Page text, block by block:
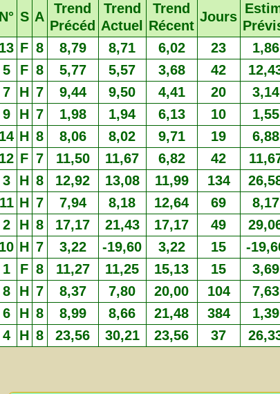
N° S A
Trend
Précéd
Trend
Actuel
Trend
Récent
Jours
13 F 8 8,79 8,71 6,02 23 1,86
5 F 8 5,77 5,57 3,68 42
7 H 7 9,44 9,50 4,41 20 3,14
9 H 7 1,98 1,94 6,13 10 1,55
14 H 8 8,06 8,02 9,71 19 6,88
12 F 7 11,50 11,67 6,82 42
3 H 8 12,92 13,08 11,99 134
11 H 7 7,94 8,18 12,64 69 8,17
2 H 8 17,17 21,43 17,17 49
10 H 7 3,22 -19,60 3,22 15 -
1 F 8 11,27 11,25 15,13 15 3,69
8 H 7 8,37 7,80 20,00 104 7,63
6 H 8 8,99 8,66 21,48 384 1,39
4 H 8 23,56 30,21 23,56 37